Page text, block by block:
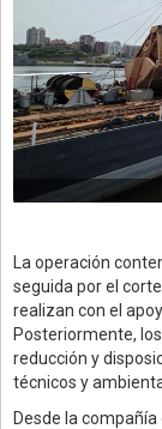
La operación
seguida por el
realizan con el
Posteriormente,
reducción y
técnicos y
Desde la